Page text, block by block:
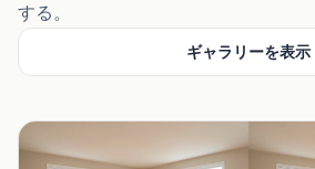
する。
ギャラリーを表示